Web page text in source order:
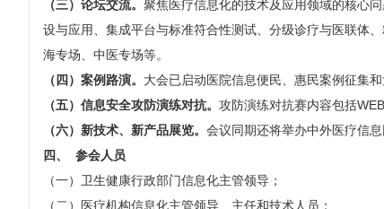
（三）论坛交流。 聚焦医疗信息化的技术及应用领域的核心
设与应用、集成平台与标准符合性测试、分级诊疗与医联体
海专场、中医专场等。
（四）案例路演。 大会已启动医院信息便民、惠民案例征集
（五）信息安全攻防演练对抗。 攻防演练对抗赛内容包括
（六）新技术、新产品展览。 会议同期还将举办中外医疗信
四、 参会人员
（一）卫生健康行政部门信息化主管领导；
（二）医疗机构信息化主管领导、主任和技术人员；